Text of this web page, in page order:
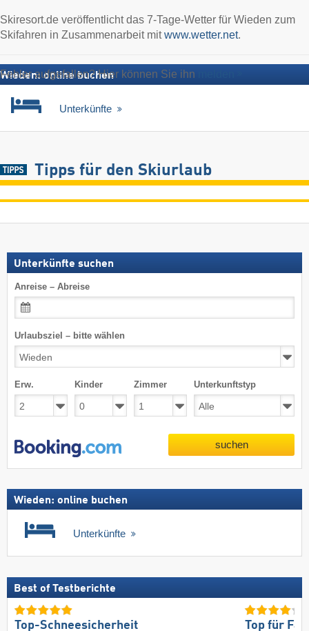
Skiresort.de veröffentlicht das 7-Tage-Wetter für Wieden zum
Skifahren in Zusammenarbeit mitwww.wetter.net.
Fehler aufgefallen? Hier können Sie ihn
Wieden: online buchen
Unterkünfte
Tipps für den Skiurlaub
Unterkünfte suchen
Anreise – Abreise
Urlaubsziel – bitte wählen
Erw. Kinder Zimmer Unterkunftstyp
suchen
Wieden: online buchen
Unterkünfte
Best of Testberichte
Top-Schneesicherheit Top für